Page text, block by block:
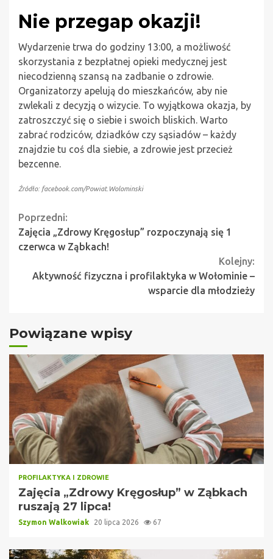
Nie przegap okazji!
Wydarzenie trwa do godziny 13:00, a możliwość
skorzystania z bezpłatnej opieki medycznej jest
niecodzienną szansą na zadbanie o zdrowie.
Organizatorzy apelują do mieszkańców, aby nie
zwlekali z decyzją o wizycie. To wyjątkowa okazja, by
zatroszczyć się o siebie i swoich bliskich. Warto
zabrać rodziców, dziadków czy sąsiadów – każdy
znajdzie tu coś dla siebie, a zdrowie jest przecież
bezcenne.
Źródło: facebook.com/Powiat.Wolominski
Continue
Reading
Poprzedni:
Zajęcia „Zdrowy Kręgosłup” rozpoczynają się 1
czerwca w Ząbkach!
Kolejny:
Aktywność fizyczna i profilaktyka w Wołominie –
wsparcie dla młodzieży
Powiązane wpisy
PROFILAKTYKA I ZDROWIE
Zajęcia „Zdrowy Kręgosłup” w Ząbkach
ruszają 27 lipca!
Szymon Walkowiak 20 lipca 2026 67